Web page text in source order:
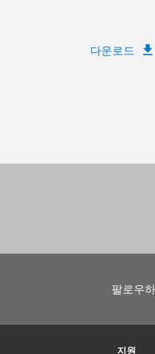
다운로드
팔로우
지원